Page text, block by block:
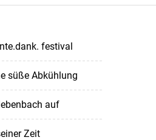
festival
süße Abkühlung
auf
Zeit